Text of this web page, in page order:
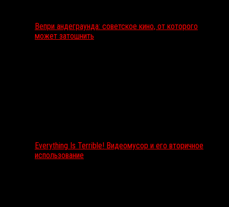
Вепри андеграунда: советское кино, от которого
может затошнить
Everything Is Terrible! Видеомусор и его вторичное
использование